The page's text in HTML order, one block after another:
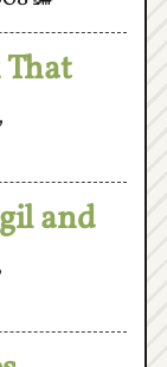
and